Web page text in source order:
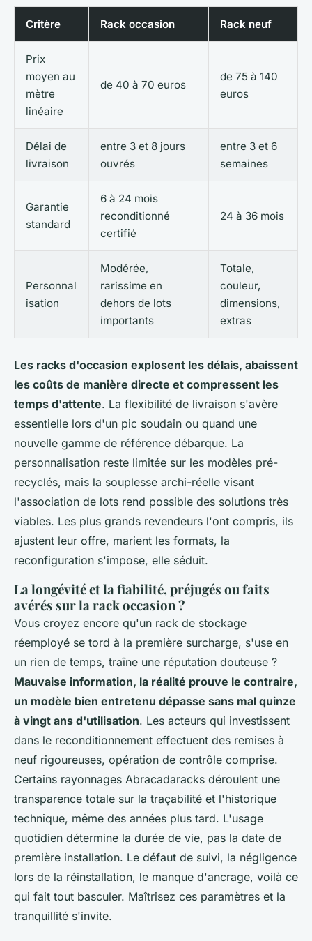
Critère Rack occasion Rack neuf
Prix
moyen au
mètre
linéaire
de 40 à 70 euros
de 75 à 140
euros
Délai de
livraison
entre 3 et 8 jours
ouvrés
entre 3 et 6
semaines
Garantie
standard
6 à 24 mois
reconditionné
certifié
24 à 36 mois
Personnal
isation
Modérée,
rarissime en
dehors de lots
importants
Totale,
couleur,
dimensions,
extras
Les racks d'occasion explosent les délais, abaissent
les coûts de manière directe et compressent les
temps d'attente. La flexibilité de livraison s'avère
essentielle lors d'un pic soudain ou quand une
nouvelle gamme de référence débarque. La
personnalisation reste limitée sur les modèles pré-
recyclés, mais la souplesse archi-réelle visant
l'association de lots rend possible des solutions très
viables. Les plus grands revendeurs l'ont compris, ils
ajustent leur offre, marient les formats, la
reconfiguration s'impose, elle séduit.
La longévité et la fiabilité, préjugés ou faits
avérés sur la rack occasion ?
Vous croyez encore qu'un rack de stockage
réemployé se tord à la première surcharge, s'use en
un rien de temps, traîne une réputation douteuse ?
Mauvaise information, la réalité prouve le contraire,
un modèle bien entretenu dépasse sans mal quinze
à vingt ans d'utilisation. Les acteurs qui investissent
dans le reconditionnement effectuent des remises à
neuf rigoureuses, opération de contrôle comprise.
Certains rayonnages Abracadaracks déroulent une
transparence totale sur la traçabilité et l'historique
technique, même des années plus tard. L'usage
quotidien détermine la durée de vie, pas la date de
première installation. Le défaut de suivi, la négligence
lors de la réinstallation, le manque d'ancrage, voilà ce
qui fait tout basculer. Maîtrisez ces paramètres et la
tranquillité s'invite.